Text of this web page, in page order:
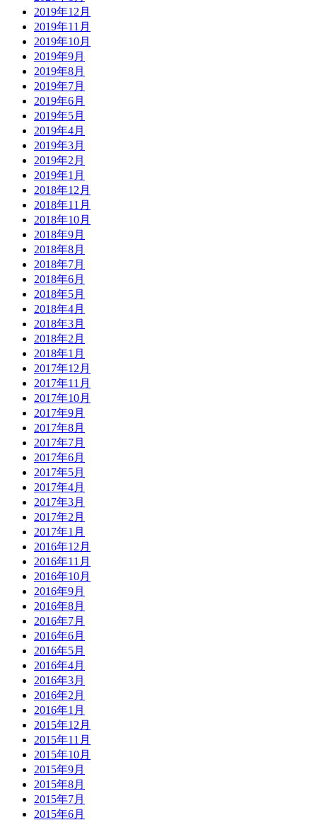
2019年12月
2019年11月
2019年10月
2019年9月
2019年8月
2019年7月
2019年6月
2019年5月
2019年4月
2019年3月
2019年2月
2019年1月
2018年12月
2018年11月
2018年10月
2018年9月
2018年8月
2018年7月
2018年6月
2018年5月
2018年4月
2018年3月
2018年2月
2018年1月
2017年12月
2017年11月
2017年10月
2017年9月
2017年8月
2017年7月
2017年6月
2017年5月
2017年4月
2017年3月
2017年2月
2017年1月
2016年12月
2016年11月
2016年10月
2016年9月
2016年8月
2016年7月
2016年6月
2016年5月
2016年4月
2016年3月
2016年2月
2016年1月
2015年12月
2015年11月
2015年10月
2015年9月
2015年8月
2015年7月
2015年6月